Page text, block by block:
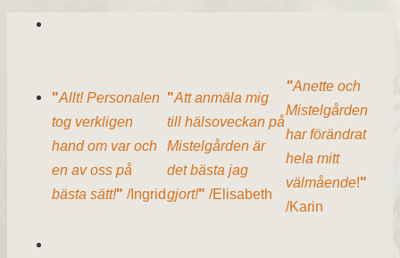
"Allt! Personalen
tog verkligen
hand om var och
en av oss på
bästa sätt!" /Ingrid
"Att anmäla mig
till hälsoveckan på
Mistelgården är
det bästa jag
gjort!" /Elisabeth
"Anette och
Mistelgården
har förändrat
hela mitt
välmående!"
/Karin